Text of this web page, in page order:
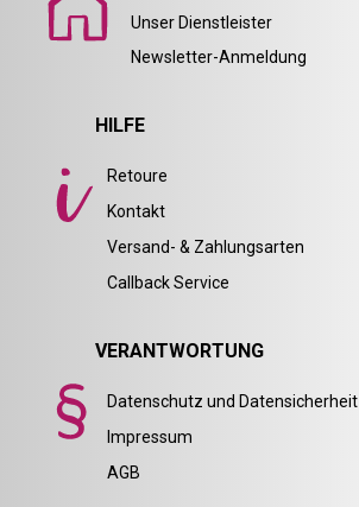
Unser Dienstleister
Newsletter-Anmeldung
HILFE
Retoure
Kontakt
Versand- & Zahlungsarten
Callback Service
VERANTWORTUNG
Datenschutz und Datensicherheit
Impressum
AGB